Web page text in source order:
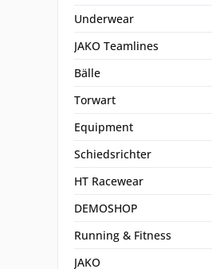
Underwear
JAKO Teamlines
Bälle
Torwart
Equipment
Schiedsrichter
HT Racewear
DEMOSHOP
Running & Fitness
JAKO